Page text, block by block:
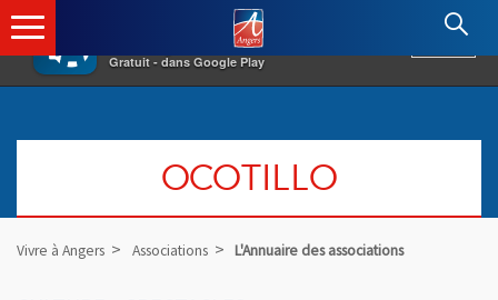
×
Gratuit - dans Google Play
Angers.fr : Retour à l'accueil
OCOTILLO
Vivre à Angers Associations L'Annuaire des associations